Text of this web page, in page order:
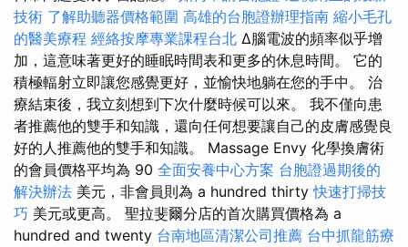
技術 了解助聽器價格範圍 高雄的台胞證辦理指南 縮小毛孔
的醫美療程 經絡按摩專業課程台北 Δ腦電波的頻率似乎增
加，這意味著更好的睡眠時間表和更多的休息時間。 它的
積極輻射立即讓您感覺更好，並愉快地躺在您的手中。 治
療結束後，我立刻想到下次什麼時候可以來。 我不僅向患
者推薦他的雙手和知識，還向任何想要讓自己的皮膚感覺良
好的人推薦他的雙手和知識。 Massage Envy 化學換膚術
的會員價格平均為 90 全面安養中心方案 台胞證過期後的
解決辦法 美元，非會員則為 a hundred thirty快速打掃技
巧 美元或更高。 聖拉斐爾分店的首次購買價格為 a
hundred and twenty 台南地區清潔公司推薦 台中抓龍筋療